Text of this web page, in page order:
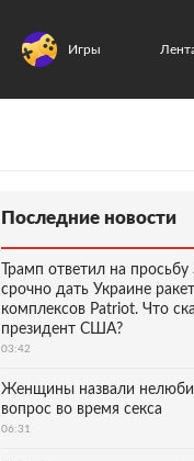
Игры
Последние новости
Трамп ответил на просьбу
срочно дать Украине
комплексов Patriot. Что
президент США?
03:42
Женщины назвали
вопрос во время секса
06:31